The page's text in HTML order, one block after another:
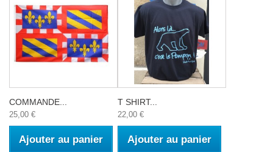
COMMANDE...
25,00 €
Ajouter au panier
T SHIRT...
22,00 €
Ajouter au panier